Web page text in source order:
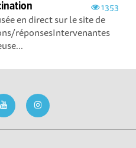
1353
en direct sur le site de
réponsesIntervenantes